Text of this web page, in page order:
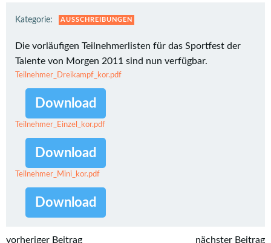
Kategorie: AUSSCHREIBUNGEN
Die vorläufigen Teilnehmerlisten für das Sportfest der
Talente von Morgen 2011 sind nun verfügbar.
Teilnehmer_Dreikampf_kor.pdf
Download
Teilnehmer_Einzel_kor.pdf
Download
Teilnehmer_Mini_kor.pdf
Download
vorheriger Beitrag nächster Beitrag